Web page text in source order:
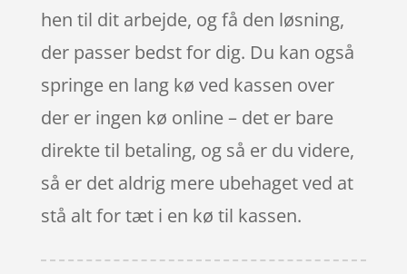
hen til dit arbejde, og få den løsning,
der passer bedst for dig. Du kan også
springe en lang kø ved kassen over
der er ingen kø online – det er bare
direkte til betaling, og så er du videre,
så er det aldrig mere ubehaget ved at
stå alt for tæt i en kø til kassen.